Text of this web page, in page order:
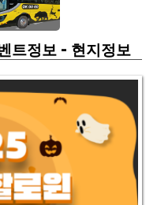
트정보- 현지정보